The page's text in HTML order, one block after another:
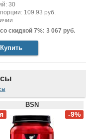
30
109.93 руб.
скидкой 7%: 3 067 руб.
Купить
BSN